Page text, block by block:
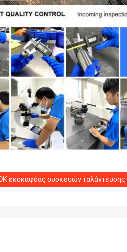
εκσκαφέας συσκευών ταλάντευσης